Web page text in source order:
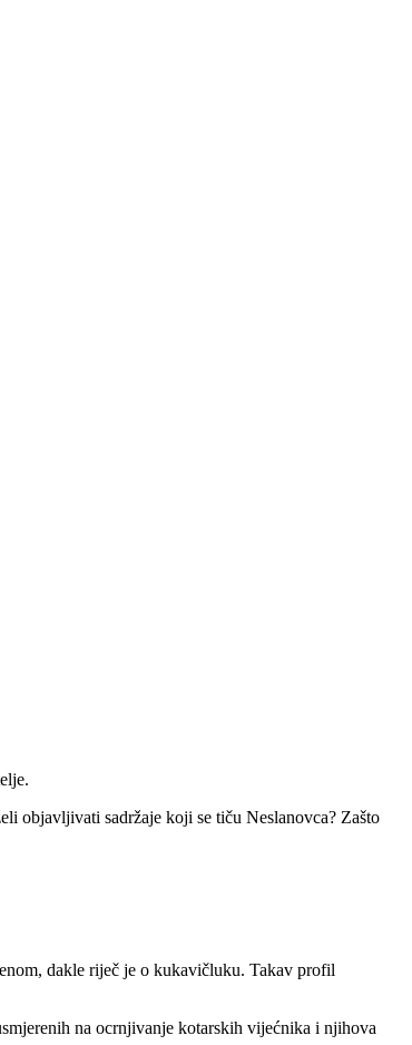
objavljivati sadržaje koji se tiču Neslanovca? Zašto
dakle riječ je o kukavičluku. Takav profil
na ocrnjivanje kotarskih vijećnika i njihova